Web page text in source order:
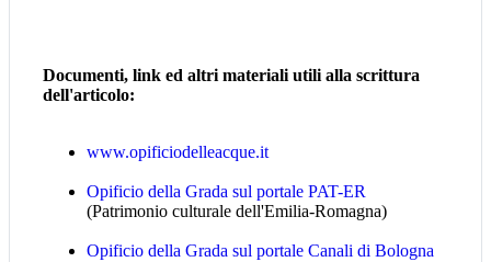
Documenti, link ed altri materiali utili alla scrittura
dell'articolo:
www.opificiodelleacque.it
Opificio della Grada sul portale PAT-ER
(Patrimonio culturale dell'Emilia-Romagna)
Opificio della Grada sul portale Canali di Bologna